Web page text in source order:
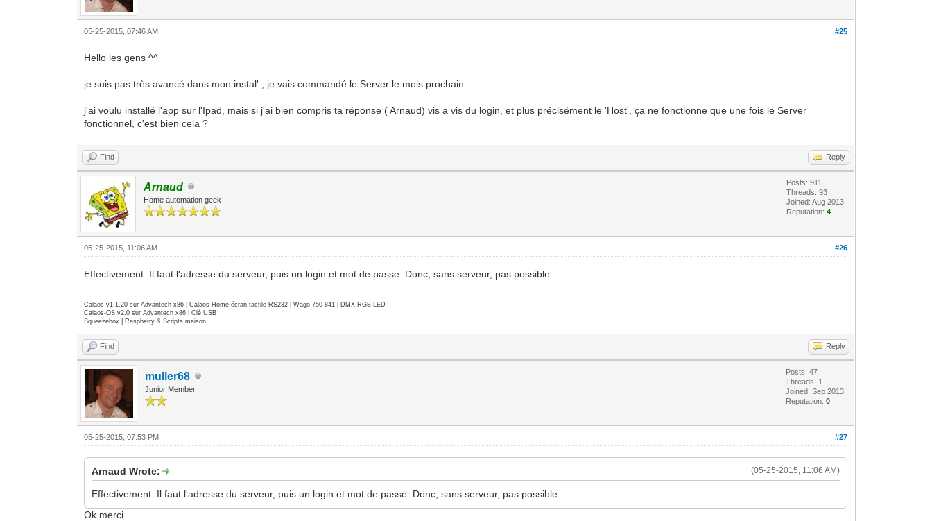
#25
05-25-2015, 07:46 AM
Hello les gens ^^
je suis pas très avancé dans mon instal' , je vais commandé le Server le mois prochain.
j'ai voulu installé l'app sur l'Ipad, mais si j'ai bien compris ta réponse ( Arnaud) vis a vis du login, et plus précisément le 'Host', ça ne fonctionne que une fois le Server
fonctionnel, c'est bien cela ?
Find Reply
Arnaud
Home automation geek
Posts: 911
Threads: 93
Joined: Aug 2013
Reputation:4
#26
05-25-2015, 11:06 AM
Effectivement. Il faut l'adresse du serveur, puis un login et mot de passe. Donc, sans serveur, pas possible.
Calaos v1.1.20 sur Advantech x86 | Calaos Home écran tactile RS232 | Wago 750-841 | DMX RGB LED
Calaos-OS v2.0 sur Advantech x86 | Clé USB
Squeezebox | Raspberry & Scripts maison
Find Reply
muller68
Junior Member
Posts: 47
Threads: 1
Joined: Sep 2013
Reputation:0
#27
05-25-2015, 07:53 PM
(05-25-2015, 11:06 AM)
Arnaud Wrote:
Effectivement. Il faut l'adresse du serveur, puis un login et mot de passe. Donc, sans serveur, pas possible.
Ok merci.